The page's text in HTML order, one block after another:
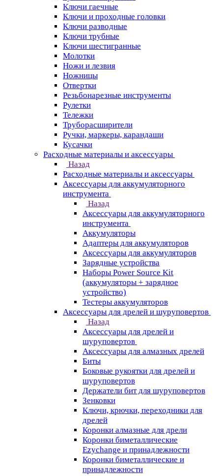
Ключи гаечные
Ключи и проходные головки
Ключи разводные
Ключи трубные
Ключи шестигранные
Молотки
Ножи и лезвия
Ножницы
Отвертки
Резьбонарезные инструменты
Рулетки
Тележки
Труборасширители
Ручки, маркеры, карандаши
Кусачки
Расходные материалы и аксессуары
Назад
Расходные материалы и аксессуары
Аксессуары для аккумуляторного
инструмента
Назад
Аксессуары для аккумуляторного
инструмента
Aккумуляторы
Адаптеры для аккумуляторов
Аксессуары для аккумуляторов
Зарядные устройства
Наборы Power Source Kit
(аккумуляторы + зарядное
устройство)
Тестеры аккумуляторов
Аксессуары для дрелей и шуруповертов
Назад
Аксессуары для дрелей и
шуруповертов
Аксессуары для алмазных дрелей
Биты
Боковые рукоятки для дрелей и
шуруповертов
Держатели бит для шуруповертов
Зенковки
Ключи, крючки, переходники для
дрелей
Коронки алмазные для дрели
Коронки биметаллические
Ezychange и принадлежности
Коронки биметаллические и
принадлежности